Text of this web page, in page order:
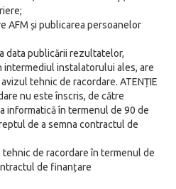
AFM și publicarea persoanelor
data publicării rezultatelor,
intermediul instalatorului ales, are
tehnic de racordare. ATENȚIE
nu este înscris, de către
informatică în termenul de 90 de
de a semna contractul de
tehnic de racordare în termenul de
de finanțare